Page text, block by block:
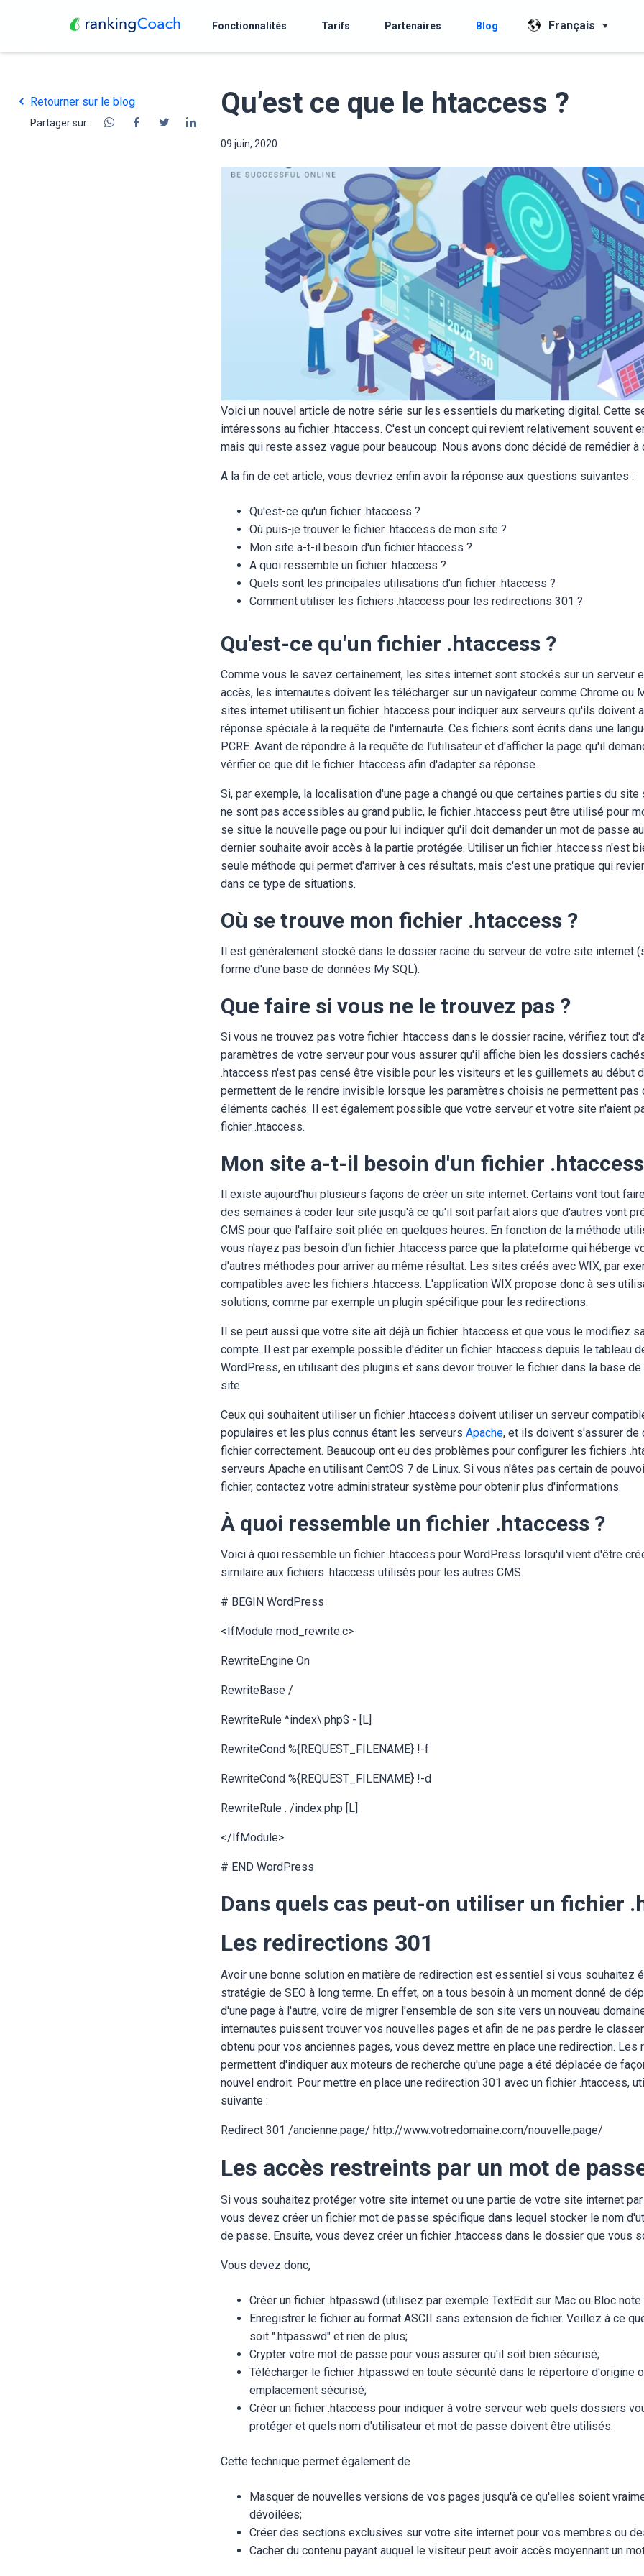
Fonctionnalités Tarifs Partenaires Blog Français
Retourner sur le blog
Partager sur :
Qu’est ce que le htaccess ?
09 juin, 2020
Voici un nouvel article de notre série sur les essentiels du marketing digital. Cette
intéressons au fichier .htaccess. C'est un concept qui revient relativement souvent
mais qui reste assez vague pour beaucoup. Nous avons donc décidé de remédier à
A la fin de cet article, vous devriez enfin avoir la réponse aux questions suivantes :
Qu'est-ce qu'un fichier .htaccess ?
Où puis-je trouver le fichier .htaccess de mon site ?
Mon site a-t-il besoin d'un fichier htaccess ?
A quoi ressemble un fichier .htaccess ?
Quels sont les principales utilisations d'un fichier .htaccess ?
Comment utiliser les fichiers .htaccess pour les redirections 301 ?
Qu'est-ce qu'un fichier .htaccess ?
Comme vous le savez certainement, les sites internet sont stockés sur un serveur
accès, les internautes doivent les télécharger sur un navigateur comme Chrome ou
sites internet utilisent un fichier .htaccess pour indiquer aux serveurs qu'ils doivent
réponse spéciale à la requête de l'internaute. Ces fichiers sont écrits dans une
PCRE. Avant de répondre à la requête de l'utilisateur et d'afficher la page qu'il
vérifier ce que dit le fichier .htaccess afin d'adapter sa réponse.
Si, par exemple, la localisation d'une page a changé ou que certaines parties du
ne sont pas accessibles au grand public, le fichier .htaccess peut être utilisé pour
se situe la nouvelle page ou pour lui indiquer qu'il doit demander un mot de passe
dernier souhaite avoir accès à la partie protégée. Utiliser un fichier .htaccess n'est
seule méthode qui permet d'arriver à ces résultats, mais c'est une pratique qui
dans ce type de situations.
Où se trouve mon fichier .htaccess ?
Il est généralement stocké dans le dossier racine du serveur de votre site internet
forme d'une base de données My SQL).
Que faire si vous ne le trouvez pas ?
Si vous ne trouvez pas votre fichier .htaccess dans le dossier racine, vérifiez tout
paramètres de votre serveur pour vous assurer qu'il affiche bien les dossiers
.htaccess n'est pas censé être visible pour les visiteurs et les guillemets au début
permettent de le rendre invisible lorsque les paramètres choisis ne permettent pas
éléments cachés. Il est également possible que votre serveur et votre site n'aient
fichier .htaccess.
Mon site a-t-il besoin d'un fichier
Il existe aujourd'hui plusieurs façons de créer un site internet. Certains vont tout
des semaines à coder leur site jusqu'à ce qu'il soit parfait alors que d'autres vont
CMS pour que l'affaire soit pliée en quelques heures. En fonction de la méthode
vous n'ayez pas besoin d'un fichier .htaccess parce que la plateforme qui héberge
d'autres méthodes pour arriver au même résultat. Les sites créés avec WIX, par
compatibles avec les fichiers .htaccess. L'application WIX propose donc à ses
solutions, comme par exemple un plugin spécifique pour les redirections.
Il se peut aussi que votre site ait déjà un fichier .htaccess et que vous le modifiez
compte. Il est par exemple possible d'éditer un fichier .htaccess depuis le tableau
WordPress, en utilisant des plugins et sans devoir trouver le fichier dans la base
site.
Ceux qui souhaitent utiliser un fichier .htaccess doivent utiliser un serveur
populaires et les plus connus étant les serveurs Apache, et ils doivent s'assurer de
fichier correctement. Beaucoup ont eu des problèmes pour configurer les fichiers
serveurs Apache en utilisant CentOS 7 de Linux. Si vous n'êtes pas certain de
fichier, contactez votre administrateur système pour obtenir plus d'informations.
À quoi ressemble un fichier .htaccess ?
Voici à quoi ressemble un fichier .htaccess pour WordPress lorsqu'il vient d'être
similaire aux fichiers .htaccess utilisés pour les autres CMS.
# BEGIN WordPress
<IfModule mod_rewrite.c>
RewriteEngine On
RewriteBase /
RewriteRule ^index\.php$ - [L]
RewriteCond %{REQUEST_FILENAME} !-f
RewriteCond %{REQUEST_FILENAME} !-d
RewriteRule . /index.php [L]
</IfModule>
# END WordPress
Dans quels cas peut-on utiliser un fichier
Les redirections 301
Avoir une bonne solution en matière de redirection est essentiel si vous souhaitez
stratégie de SEO à long terme. En effet, on a tous besoin à un moment donné de
d'une page à l'autre, voire de migrer l'ensemble de son site vers un nouveau
internautes puissent trouver vos nouvelles pages et afin de ne pas perdre le
obtenu pour vos anciennes pages, vous devez mettre en place une redirection. Les
permettent d'indiquer aux moteurs de recherche qu'une page a été déplacée de
nouvel endroit. Pour mettre en place une redirection 301 avec un fichier .htaccess,
suivante :
Redirect 301 /ancienne.page/ http://www.votredomaine.com/nouvelle.page/
Les accès restreints par un mot de
Si vous souhaitez protéger votre site internet ou une partie de votre site internet
vous devez créer un fichier mot de passe spécifique dans lequel stocker le nom
de passe. Ensuite, vous devez créer un fichier .htaccess dans le dossier que vous
Vous devez donc,
Créer un fichier .htpasswd (utilisez par exemple TextEdit sur Mac ou Bloc
Enregistrer le fichier au format ASCII sans extension de fichier. Veillez à ce
soit ".htpasswd" et rien de plus;
Crypter votre mot de passe pour vous assurer qu'il soit bien sécurisé;
Télécharger le fichier .htpasswd en toute sécurité dans le répertoire d'origine
emplacement sécurisé;
Créer un fichier .htaccess pour indiquer à votre serveur web quels dossiers
protéger et quels nom d'utilisateur et mot de passe doivent être utilisés.
Cette technique permet également de
Masquer de nouvelles versions de vos pages jusqu'à ce qu'elles soient
dévoilées;
Créer des sections exclusives sur votre site internet pour vos membres ou
Cacher du contenu payant auquel le visiteur peut avoir accès moyennant un